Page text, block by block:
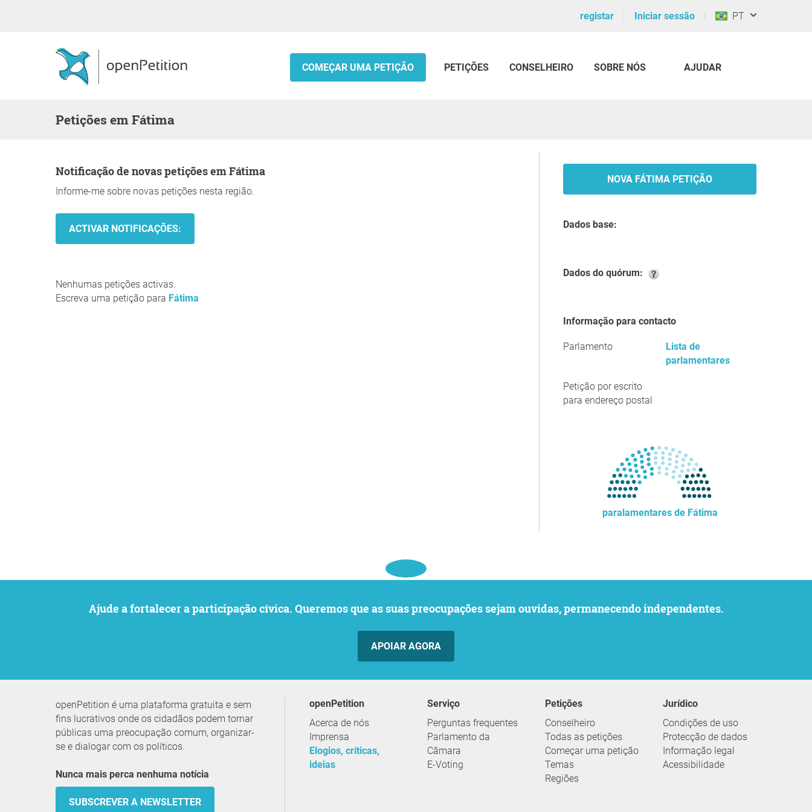
registar Iniciar sessão PT
COMEÇAR UMA PETIÇÃO PETIÇÕES CONSELHEIRO SOBRE NÓS AJUDAR
Petições em Fátima
Notificação de novas petições em Fátima
Informe-me sobre novas petições nesta região.
Nenhumas petições activas.
Escreva uma petição para Fátima
NOVA FÁTIMA PETIÇÃO
Dados base:
Dados do quórum:
Informação para contacto
Parlamento
Lista de
parlamentares
Petição por escrito
para endereço postal
paralamentares de Fátima
Ajude a fortalecer a participação cívica. Queremos que as suas preocupações sejam ouvidas, permanecendo independentes.
APOIAR AGORA
openPetition é uma plataforma gratuita e sem
fins lucrativos onde os cidadãos podem tornar
públicas uma preocupação comum, organizar-
se e dialogar com os políticos.
Nunca mais perca nenhuma notícia
SUBSCREVER A NEWSLETTER
openPetition
Acerca de nós
Imprensa
Elogios, críticas,
ideias
serviço
Perguntas frequentes
Parlamento da
Câmara
E-Voting
Petições
Conselheiro
Todas as petições
Começar uma petição
Temas
Regiões
Jurídico
Condições de uso
Protecção de dados
Informação legal
Acessibilidade